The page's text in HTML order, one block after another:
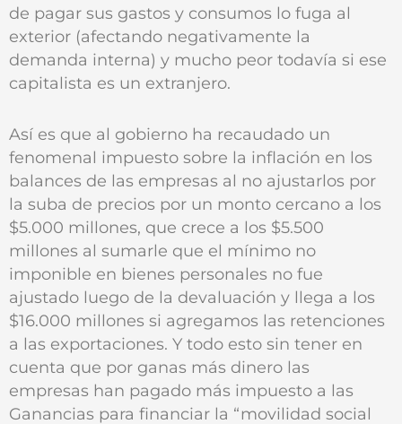
de pagar sus gastos y consumos lo fuga al
exterior (afectando negativamente la
demanda interna) y mucho peor todavía si ese
capitalista es un extranjero.
Así es que al gobierno ha recaudado un
fenomenal impuesto sobre la inflación en los
balances de las empresas al no ajustarlos por
la suba de precios por un monto cercano a los
$5.000 millones, que crece a los $5.500
millones al sumarle que el mínimo no
imponible en bienes personales no fue
ajustado luego de la devaluación y llega a los
$16.000 millones si agregamos las retenciones
a las exportaciones. Y todo esto sin tener en
cuenta que por ganas más dinero las
empresas han pagado más impuesto a las
Ganancias para financiar la “movilidad social